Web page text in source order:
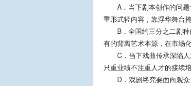
A．当下剧本创作的问题
重形式轻内容，靠浮华舞台
B．全国约三分之二剧种
有的背离艺术本源，在市场
C．当下戏曲传承深陷人
只重业绩不注重人才的接续培
D．戏剧终究要面向观众